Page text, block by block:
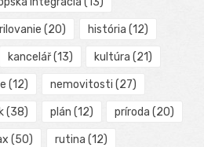
(20) história (12)
kancelář(13) kultúra (21)
(12) nemovitosti (27)
(38) plán (12) príroda (20)
(50) rutina (12)